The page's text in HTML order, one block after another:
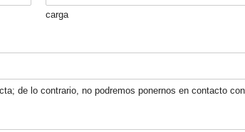
carga
de lo contrario, no podremos ponernos en contacto